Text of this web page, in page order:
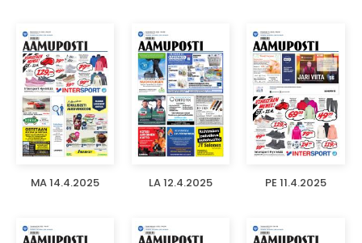
MA 14.4.2025 LA 12.4.2025 PE 11.4.2025